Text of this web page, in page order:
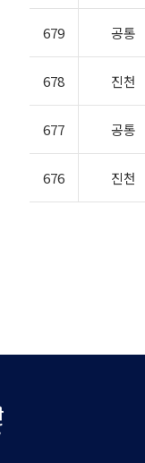
679 공통
678 진천
677 공통
676 진천